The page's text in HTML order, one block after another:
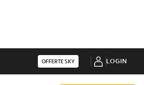
OFFERTE SKY LOGIN